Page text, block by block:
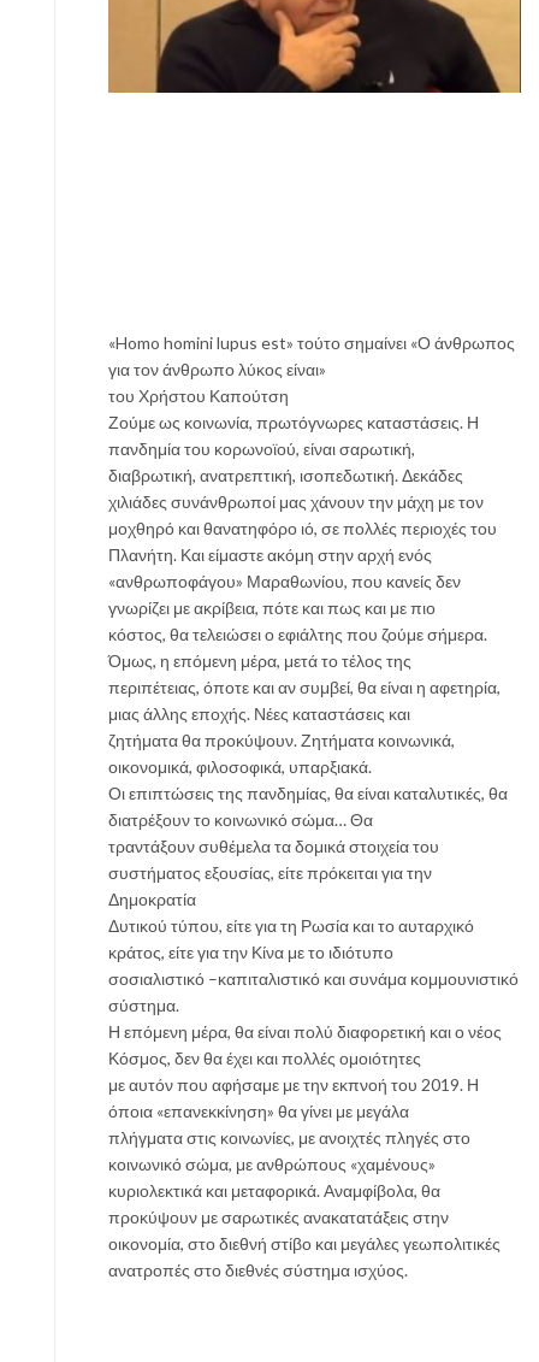
«Homo homini lupus est» τούτο σημαίνει «Ο άνθρωπος
για τον άνθρωπο λύκος είναι»
του Χρήστου Καπούτση
Ζούμε ως κοινωνία, πρωτόγνωρες καταστάσεις. Η
πανδημία του κορωνοϊού, είναι σαρωτική,
διαβρωτική, ανατρεπτική, ισοπεδωτική. Δεκάδες
χιλιάδες συνάνθρωποί μας χάνουν την μάχη με τον
μοχθηρό και θανατηφόρο ιό, σε πολλές περιοχές του
Πλανήτη. Και είμαστε ακόμη στην αρχή ενός
«ανθρωποφάγου» Μαραθωνίου, που κανείς δεν
γνωρίζει με ακρίβεια, πότε και πως και με πιο
κόστος, θα τελειώσει ο εφιάλτης που ζούμε σήμερα.
Όμως, η επόμενη μέρα, μετά το τέλος της
περιπέτειας, όποτε και αν συμβεί, θα είναι η αφετηρία,
μιας άλλης εποχής. Νέες καταστάσεις και
ζητήματα θα προκύψουν. Ζητήματα κοινωνικά,
οικονομικά, φιλοσοφικά, υπαρξιακά.
Οι επιπτώσεις της πανδημίας, θα είναι καταλυτικές, θα
διατρέξουν το κοινωνικό σώμα… Θα
τραντάξουν συθέμελα τα δομικά στοιχεία του
συστήματος εξουσίας, είτε πρόκειται για την
Δημοκρατία
Δυτικού τύπου, είτε για τη Ρωσία και το αυταρχικό
κράτος, είτε για την Κίνα με το ιδιότυπο
σοσιαλιστικό –καπιταλιστικό και συνάμα κομμουνιστικό
σύστημα.
Η επόμενη μέρα, θα είναι πολύ διαφορετική και ο νέος
Κόσμος, δεν θα έχει και πολλές ομοιότητες
με αυτόν που αφήσαμε με την εκπνοή του 2019. Η
όποια «επανεκκίνηση» θα γίνει με μεγάλα
πλήγματα στις κοινωνίες, με ανοιχτές πληγές στο
κοινωνικό σώμα, με ανθρώπους «χαμένους»
κυριολεκτικά και μεταφορικά. Αναμφίβολα, θα
προκύψουν με σαρωτικές ανακατατάξεις στην
οικονομία, στο διεθνή στίβο και μεγάλες γεωπολιτικές
ανατροπές στο διεθνές σύστημα ισχύος.